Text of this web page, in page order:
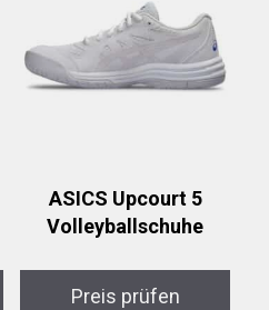
ASICS Upcourt 5
Volleyballschuhe
Preis prüfen